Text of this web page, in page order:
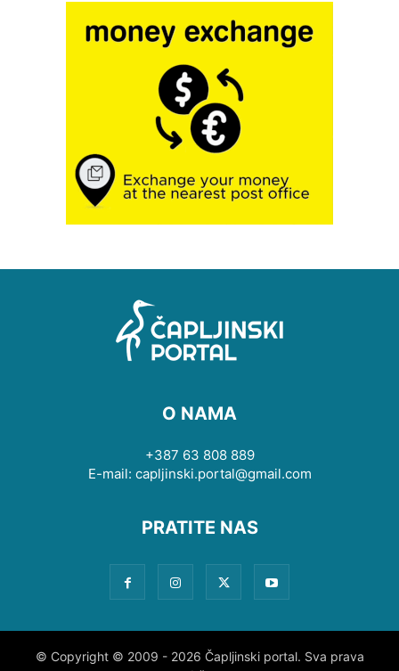
O NAMA
+387 63 808 889
E-mail: capljinski.portal@gmail.com
PRATITE NAS
© Copyright © 2009 - 2026 Čapljinski portal. Sva prava